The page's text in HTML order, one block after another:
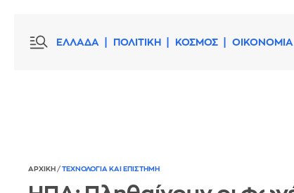
ΕΛΛΑΔΑ ΠΟΛΙΤΙΚΗ ΚΟΣΜΟΣ ΟΙΚΟΝΟΜΙΑ
ΑΡΧΙΚΗ / ΤΕΧΝΟΛΟΓΙΑ ΚΑΙ ΕΠΙΣΤΗΜΗ